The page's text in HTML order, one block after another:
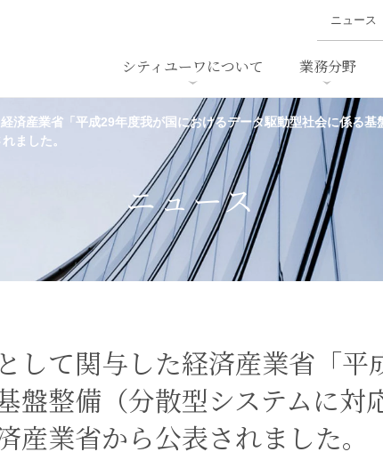
シティユーワについて
沿革
業務分野
M&A
労働法
環境法
小売 物流・運送 ホ
エンターテインメント・スポ
ーツ
相続、事
セミナー/講演等 ニ
法律用語集
スタッフ採用
ニュース
済産業省「平成29年度我が国におけるデータ駆動型社会に係る
ました。
ニュース
して関与した経済産業省「平
盤整備（分散型システムに対
産業省から公表されました。